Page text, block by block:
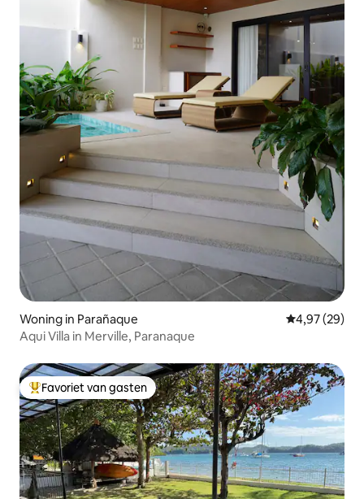
Woning in Parañaque Gemiddelde
4,97 (29)
Aqui Villa in Merville, Paranaque
Topfavoriet van gasten
Favoriet van gasten